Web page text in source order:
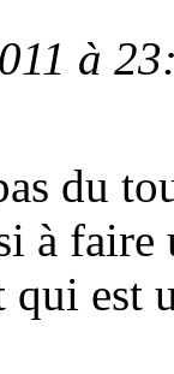
à
du
à
est